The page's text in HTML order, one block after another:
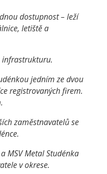
dostupnost – leží
letiště a
jedním ze dvou
registrovaných firem.
zaměstnavatelů se
Metal Studénka
v okrese.